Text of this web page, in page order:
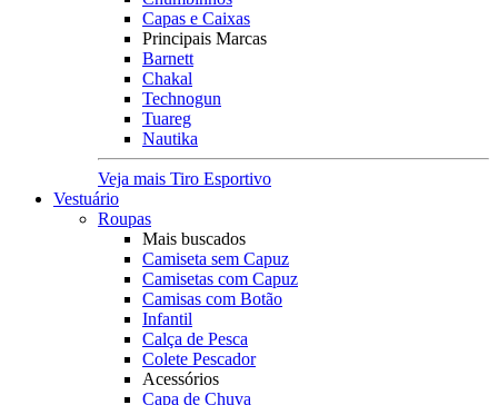
Capas e Caixas
Principais Marcas
Barnett
Chakal
Technogun
Tuareg
Nautika
Veja mais Tiro Esportivo
Vestuário
Roupas
Mais buscados
Camiseta sem Capuz
Camisetas com Capuz
Camisas com Botão
Infantil
Calça de Pesca
Colete Pescador
Acessórios
Capa de Chuva